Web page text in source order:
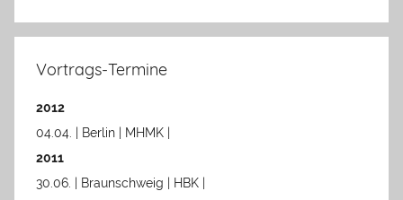
Vortrags-Termine
2012
04.04. | Berlin | MHMK |
2011
30.06. | Braunschweig | HBK |